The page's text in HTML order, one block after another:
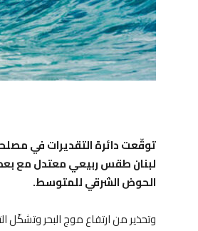
توقّعت دائرة التقديرات في
لبنان طقس ربيعي معتدل مع
الحوض الشرقي للمتوسط.
وتحذير من ارتفاع موج البحر وتشكّل